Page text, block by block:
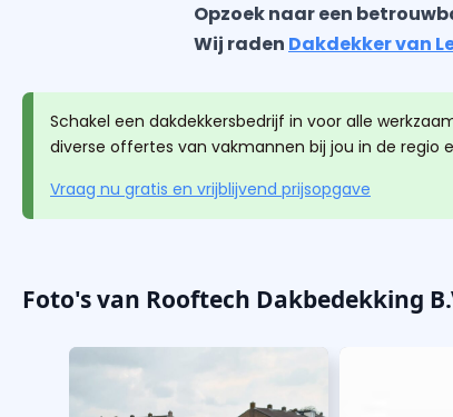
Opzoek naar een
Wij raden Dakdekker van
Schakel een dakdekkersbedrijf in voor alle
diverse offertes van vakmannen bij jou in de regio
Vraag nu gratis en vrijblijvend prijsopgave
Foto's van Rooftech Dakbedekking